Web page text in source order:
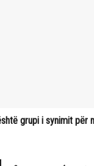
grupi i synimit për